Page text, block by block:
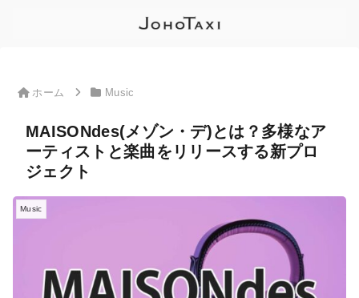
ホーム Music
MAISONdes(メゾン・デ)とは？多様なア
ーティストと楽曲をリリースする新プロ
ジェクト
Music